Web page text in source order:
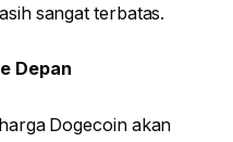
sangat terbatas.
Depan
Dogecoin akan